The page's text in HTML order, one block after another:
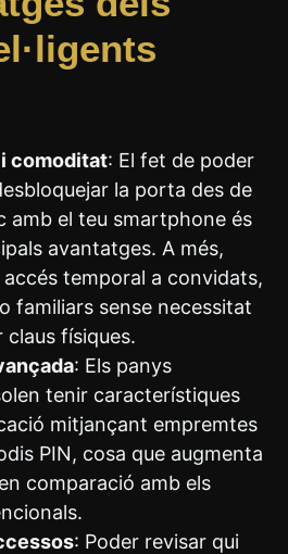
comoditat: El fet de poder
la porta des de
amb el teu smartphone és
avantatges. A més,
temporal a convidats,
familiars sense necessitat
físiques.
: Els panys
tenir característiques
mitjançant empremtes
PIN, cosa que augmenta
comparació amb els
: Poder revisar qui